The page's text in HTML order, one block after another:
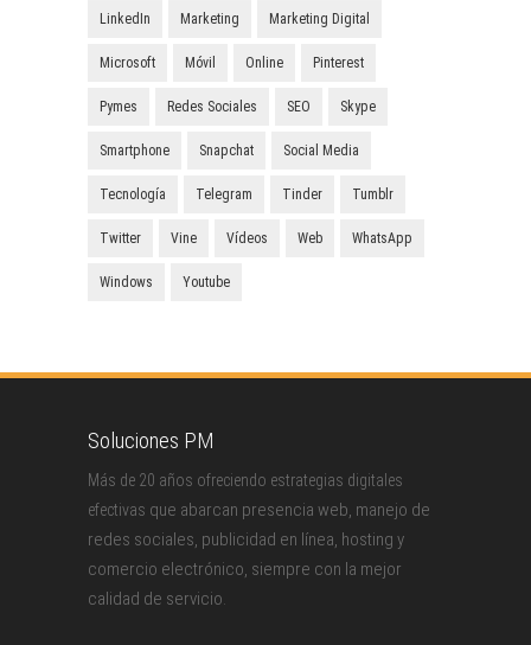
LinkedIn Marketing Marketing Digital
Microsoft Móvil Online Pinterest
Pymes Redes Sociales SEO Skype
Smartphone Snapchat Social Media
Tecnología Telegram Tinder Tumblr
Twitter Vine Vídeos Web WhatsApp
Windows Youtube
Soluciones PM
Más de 20 años ofreciendo estrategias digitales
efectivas que abarcan presencia web, manejo de
redes sociales, publicidad en línea, hosting y
comercio electrónico, siempre con la mejor
calidad de servicio.